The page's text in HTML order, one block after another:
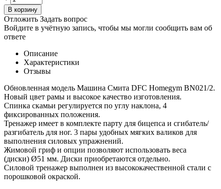
В корзину
Отложить Задать вопрос
Войдите в учётную запись, чтобы мы могли сообщить вам об
ответе
Описание
Характеристики
Отзывы
Обновленная модель Машина Смита DFC Homegym BN021/2.
Новый цвет рамы и высокое качество изготовления.
Спинка скамьи регулируется по углу наклона, 4
фиксированных положения.
Тренажер имеет в комплекте парту для бицепса и сгибатель/
разгибатель для ног. 3 пары удобных мягких валиков для
выполнения силовых упражнений.
Жимовой гриф и опции позволяют использовать веса
(диски) Ø51 мм. Диски приобретаются отдельно.
Силовой тренажер выполнен из высококачественной стали с
порошковой окраской.